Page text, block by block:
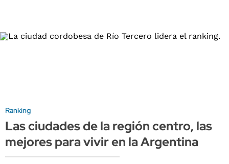
Ranking
Las ciudades de la región centro, las
mejores para vivir en la Argentina